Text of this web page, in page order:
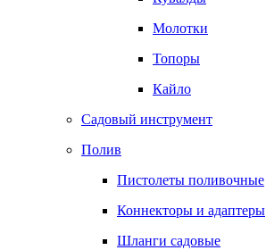
Молотки
Топоры
Кайло
Садовый инструмент
Полив
Пистолеты поливочные
Коннекторы и адаптеры
Шланги садовые